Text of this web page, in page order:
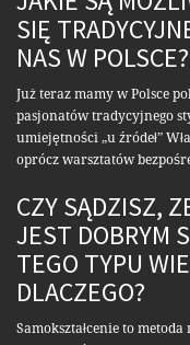
SIĘ
NAS W POLSCE?
Już teraz mamy w Polsce
pasjonatów tradycyjnego
umiejętności „u źródeł”
oprócz warsztatów
CZY SĄDZISZ,
JEST DOBRYM
TEGO TYPU
DLACZEGO?
Samokształcenie to